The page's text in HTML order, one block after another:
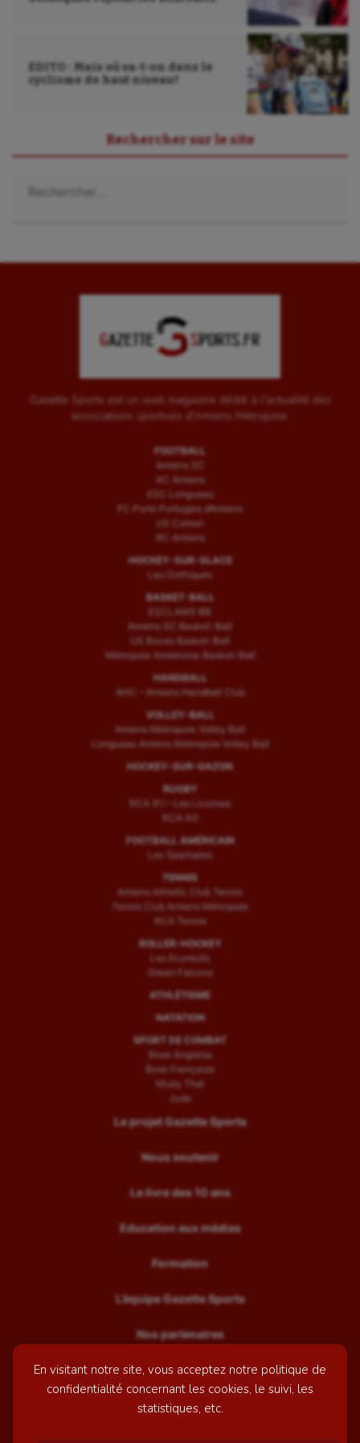
En visitant notre site, vous acceptez notre politique de
confidentialité concernant les cookies, le suivi, les
statistiques, etc.
EDITO : Mais où va-t-on dans le
cyclisme de haut niveau?
Rechercher sur le site
Gazette Sports est un web magazine dédié à l'actualité des
associations sportives d'Amiens Métropole.
FOOTBALL
Amiens SC
AC Amiens
ESC Longueau
FC Porto Portugais d’Amiens
US Camon
RC Amiens
HOCKEY-SUR-GLACE
Les Gothiques
BASKET-BALL
ESCLAMS BB
Amiens SC Basket-Ball
US Boves Basket-Ball
Métropole Amiénoise Basket-Ball
HANDBALL
AHC – Amiens Handball Club
VOLLEY-BALL
Amiens Métropole Volley Ball
Longueau Amiens Metropole Volley Ball
HOCKEY-SUR-GAZON
RUGBY
RCA (F) – Les Licornes
RCA (H)
FOOTBALL AMÉRICAIN
Les Spartiates
TENNIS
Amiens Athletic Club Tennis
Tennis Club Amiens Métropole
RCA Tennis
ROLLER-HOCKEY
Les Ecureuils
Green Falcons
ATHLÉTISME
NATATION
SPORT DE COMBAT
Boxe Anglaise
Boxe Française
Muay Thaï
Judo
Le projet Gazette Sports
Nous soutenir
Le livre des 10 ans
Education aux médias
Formation
L’équipe Gazette Sports
Nos partenaires
Recrutement
Mentions légales